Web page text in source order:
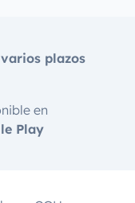
plazos
en
Play